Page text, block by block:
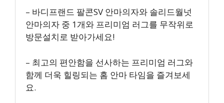
– 바디프랜드 팔콘SV 안마의자와 솔리드월넛
안마의자 중 1개와 프리미엄 러그를 무작위로
방문설치로 받아가세요!
– 최고의 편안함을 선사하는 프리미엄 러그와
함께 더욱 힐링되는 홈 안마 타임을 즐겨보세
요.